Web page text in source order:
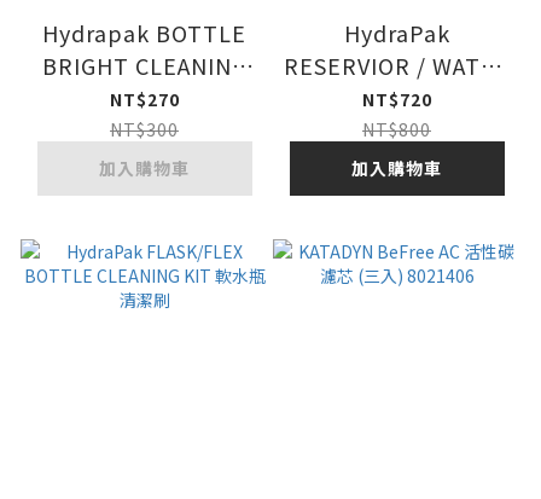
Hydrapak BOTTLE
BRIGHT CLEANING
TABLETS 水袋(瓶)清
潔錠片包 / 12片
NT$270
NT$300
加入購物車
HydraPak
RESERVIOR / WATER
STORAGE CLEANING
KIT 水袋清潔組
NT$720
NT$800
加入購物車